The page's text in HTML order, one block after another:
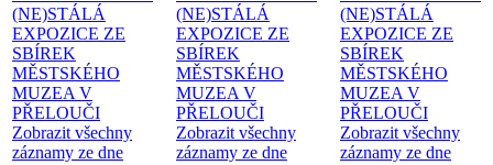
(NE)STÁLÁ
EXPOZICE ZE
SBÍREK
MĚSTSKÉHO
MUZEA V
PŘELOUČI
Zobrazit všechny
záznamy ze dne
(NE)STÁLÁ
EXPOZICE ZE
SBÍREK
MĚSTSKÉHO
MUZEA V
PŘELOUČI
Zobrazit všechny
záznamy ze dne
(NE)STÁLÁ
EXPOZICE ZE
SBÍREK
MĚSTSKÉHO
MUZEA V
PŘELOUČI
Zobrazit všechny
záznamy ze dne